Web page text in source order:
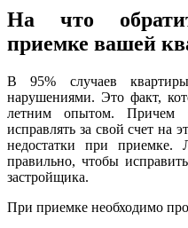
На что
приемке вашей
В 95% случаев
нарушениями. Это факт,
летним опытом. Причем
исправлять за свой счет на
недостатки при приемке.
правильно, чтобы
застройщика.
При приемке необходимо